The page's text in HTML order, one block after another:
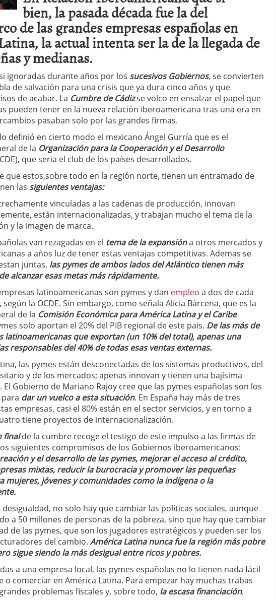
abril 10, 2025
bien, la pasada década fue la del
de las grandes empresas españolas en
la actual intenta ser la de la llegada de
y medianas.
ignoradas durante años por los sucesivos Gobiernos, se convierten
de salvación para una crisis que ya dura cinco años y que
de acabar. La Cumbre de Cádizse volco en ensalzar el papel que
pueden tener en la nueva relación iberoamericana tras una era en
pasaban solo por las grandes firmas.
definió en cierto modo el mexicano Ángel Gurría que es el
de la Organización para la Cooperación y el Desarrollo
que seria el club de los países desarrollados.
que estos,sobre todo en la región norte, tienen un entramado de
las siguientes ventajas:
vinculadas a las cadenas de producción, innovan
están internacionalizadas, y trabajan mucho el tema de la
y la imagen de marca.
van rezagadas en el tema de la expansióna otros mercados y
a años luz de tener estas ventajas competitivas. Ademas se
juntas, las pymes de ambos lados del Atlántico tienen más
alcanzar esas metas más rápidamente.
latinoamericanas son pymes y dan empleo a dos de cada
la OCDE. Sin embargo, como señala Alicia Bárcena, que es la
de la Comisión Económica para América Latina y el Caribe
solo aportan el 20% del PIB regional de este pais. De las más de
latinoamericanas que exportan (un 10% del total), apenas una
responsables del 40% de todas esas ventas externas.
las pymes están desconectadas de los sistemas productivos, del
y de los mercados; apenas innovan y tienen una bajísima
Gobierno de Mariano Rajoy cree que las pymes españolas son los
dar un vuelco a esta situación. En España hay más de tres
empresas, casi el 80% están en el sector servicios, y en torno a
tiene proyectos de internacionalización.
final de la cumbre recoge el testigo de este impulso a las firmas de
siguientes compromisos de los Gobiernos iberoamericanos:
y el desarrollo de las pymes, mejorar el acceso al crédito,
mixtas, reducir la burocracia y promover las pequeñas
mujeres, jóvenes y comunidades como la indígena o la
desigualdad, no solo hay que cambiar las políticas sociales, aunque
a 50 millones de personas de la pobreza, sino que hay que cambiar
de las pymes, que son los jugadores estratégicos y pueden ser los
del cambio. América Latina nunca fue la región más pobre
sigue siendo la más desigual entre ricos y pobres.
a una empresa local, las pymes españolas no lo tienen nada fácil
o comerciar en América Latina. Para empezar hay muchas trabas
problemas fiscales y, sobre todo, la escasa financiación.